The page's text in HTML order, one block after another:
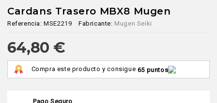
Cardans Trasero MBX8 Mugen
Referencia: MSE2219 Fabricante: Mugen Seiki
64,80 €
Compra este producto y consigue 65 puntos
Pago Seguro